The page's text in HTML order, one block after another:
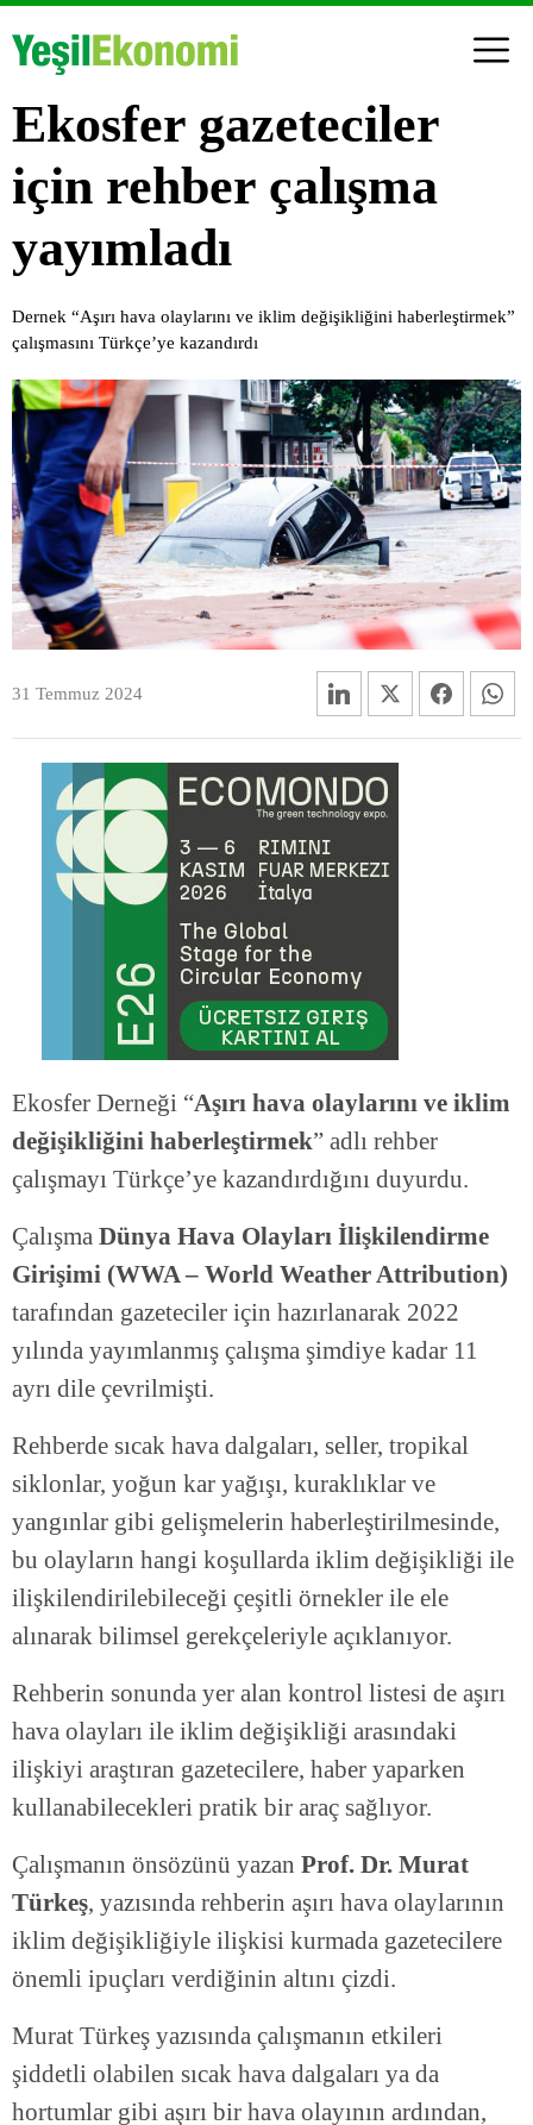
Ekosfer gazeteciler
için rehber çalışma
yayımladı
Dernek “Aşırı hava olaylarını ve iklim değişikliğini haberleştirmek”
çalışmasını Türkçe’ye kazandırdı
31 Temmuz 2024
Ekosfer Derneği “Aşırı hava olaylarını ve iklim
değişikliğini haberleştirmek” adlı rehber
çalışmayı Türkçe’ye kazandırdığını duyurdu.
Çalışma Dünya Hava Olayları İlişkilendirme
Girişimi (WWA – World Weather Attribution)
tarafından gazeteciler için hazırlanarak 2022
yılında yayımlanmış çalışma şimdiye kadar 11
ayrı dile çevrilmişti.
Rehberde sıcak hava dalgaları, seller, tropikal
siklonlar, yoğun kar yağışı, kuraklıklar ve
yangınlar gibi gelişmelerin haberleştirilmesinde,
bu olayların hangi koşullarda iklim değişikliği ile
ilişkilendirilebileceği çeşitli örnekler ile ele
alınarak bilimsel gerekçeleriyle açıklanıyor.
Rehberin sonunda yer alan kontrol listesi de aşırı
hava olayları ile iklim değişikliği arasındaki
ilişkiyi araştıran gazetecilere, haber yaparken
kullanabilecekleri pratik bir araç sağlıyor.
Çalışmanın önsözünü yazan Prof. Dr. Murat
Türkeş, yazısında rehberin aşırı hava olaylarının
iklim değişikliğiyle ilişkisi kurmada gazetecilere
önemli ipuçları verdiğinin altını çizdi.
Murat Türkeş yazısında çalışmanın etkileri
şiddetli olabilen sıcak hava dalgaları ya da
hortumlar gibi aşırı bir hava olayının ardından,